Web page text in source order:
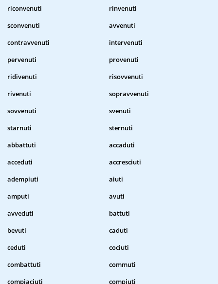
riconvenuti
rinvenuti
sconvenuti
avvenuti
contravvenuti
intervenuti
pervenuti
provenuti
ridivenuti
risovvenuti
rivenuti
sopravvenuti
sovvenuti
svenuti
starnuti
sternuti
abbattuti
accaduti
acceduti
accresciuti
adempiuti
aiuti
amputi
avuti
avveduti
battuti
bevuti
caduti
ceduti
cociuti
combattuti
commuti
compiaciuti
compiuti